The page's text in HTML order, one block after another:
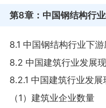
第8章 ：中国钢结构行
8.1 中国钢结构行业下
8.2 中国建筑行业发展
8.2.1 中国建筑行业发展
（1）建筑业企业数量